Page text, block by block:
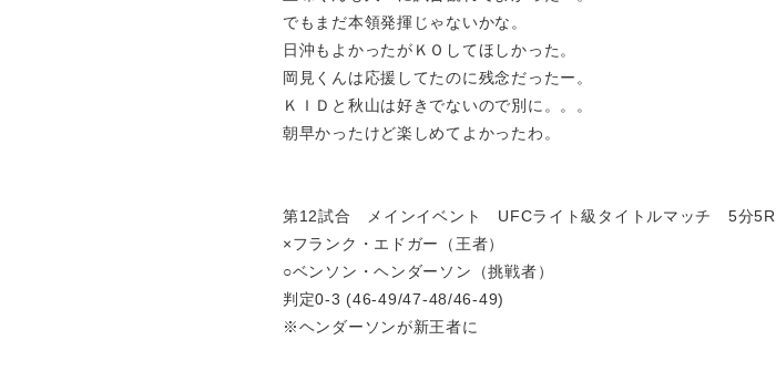
でもまだ本領発揮じゃないかな。
日沖もよかったがＫＯしてほしかった。
岡見くんは応援してたのに残念だったー。
ＫＩＤと秋山は好きでないので別に。。。
朝早かったけど楽しめてよかったわ。
第12試合 メインイベント UFCライト級タイトルマッチ 5分5R
×フランク・エドガー（王者）
○ベンソン・ヘンダーソン（挑戦者）
判定0-3 (46-49/47-48/46-49)
※ヘンダーソンが新王者に